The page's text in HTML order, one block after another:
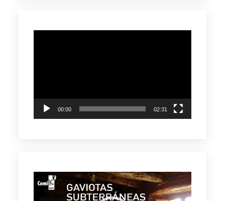
00:00 02:31
Reproductor